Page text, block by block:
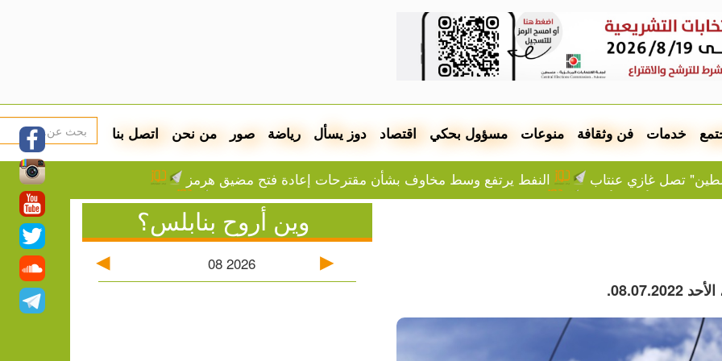
خدمات فن وثقافة منوعات مسؤول بحكي اقتصاد دوز يسأل رياضة صور من نحن اتصل بنا
تصل غازي عنتاب
النفط يرتفع وسط مخاوف بشأن مقترحات إعادة فتح مضيق هرمز
السعودية وباكستان وتركيا ستوقع اتفاقية دفاع مشترك اليوم
عشرات الإصابات في مخيم قلنديا وكفر عقب شمال القدس
بلدية نابلس: جدول توزيع المياه
أسعار صرف العملات
فاوتشي على خلفية ملف كورونا
بالمدفعية
الاتحاد الأوروبي لكرة القدم يتمسّك بمقاطعته لبطولات كأس العالم
الجيش يوسع حملات الدهم والاعتقال في قلنديا وكفر عقب
وين أروح بنابلس؟
2026
08